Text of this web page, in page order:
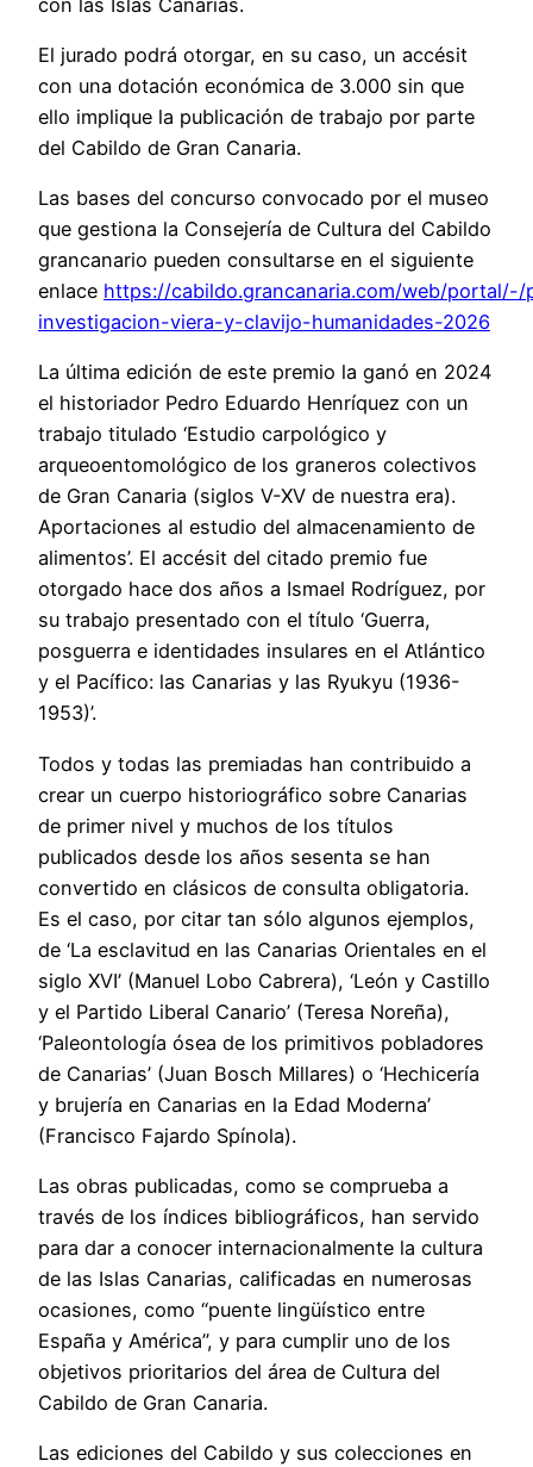
El jurado podrá otorgar, en su caso, un accésit
con una dotación económica de 3.000 sin que
ello implique la publicación de trabajo por parte
del Cabildo de Gran Canaria.
Las bases del concurso convocado por el museo
que gestiona la Consejería de Cultura del Cabildo
grancanario pueden consultarse en el siguiente
enlace https://cabildo.grancanaria.com/web/portal/-/
investigacion-viera-y-clavijo-humanidades-2026
La última edición de este premio la ganó en 2024
el historiador Pedro Eduardo Henríquez con un
trabajo titulado ‘Estudio carpológico y
arqueoentomológico de los graneros colectivos
de Gran Canaria (siglos V-XV de nuestra era).
Aportaciones al estudio del almacenamiento de
alimentos’. El accésit del citado premio fue
otorgado hace dos años a Ismael Rodríguez, por
su trabajo presentado con el título ‘Guerra,
posguerra e identidades insulares en el Atlántico
y el Pacífico: las Canarias y las Ryukyu (1936-
1953)’.
Todos y todas las premiadas han contribuido a
crear un cuerpo historiográfico sobre Canarias
de primer nivel y muchos de los títulos
publicados desde los años sesenta se han
convertido en clásicos de consulta obligatoria.
Es el caso, por citar tan sólo algunos ejemplos,
de ‘La esclavitud en las Canarias Orientales en el
siglo XVI’ (Manuel Lobo Cabrera), ‘León y Castillo
y el Partido Liberal Canario’ (Teresa Noreña),
‘Paleontología ósea de los primitivos pobladores
de Canarias’ (Juan Bosch Millares) o ‘Hechicería
y brujería en Canarias en la Edad Moderna’
(Francisco Fajardo Spínola).
Las obras publicadas, como se comprueba a
través de los índices bibliográficos, han servido
para dar a conocer internacionalmente la cultura
de las Islas Canarias, calificadas en numerosas
ocasiones, como “puente lingüístico entre
España y América”, y para cumplir uno de los
objetivos prioritarios del área de Cultura del
Cabildo de Gran Canaria.
Las ediciones del Cabildo y sus colecciones en